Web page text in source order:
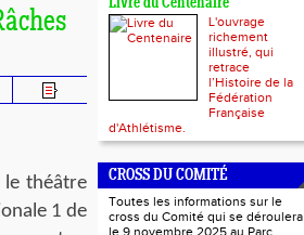
le théâtre
1 de
Livre du Centenaire
L'ouvrage
richement
illustré, qui
retrace
l’Histoire de la
Fédération
Française
d'Athlétisme.
CROSS DU COMITÉ
Toutes les informations sur le
cross du Comité qui se déroulera
le 9 novembre 2025 au Parc